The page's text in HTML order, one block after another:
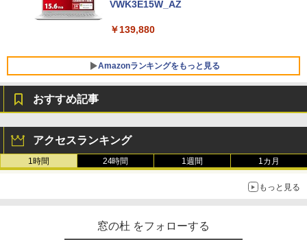
VWK3E15W_AZ
￥139,880
Amazonランキングをもっと見る
定バーチャルアイテムを含む】 【オンラ
インゲームコード】 ロブロックス | オン
ラインコード版
Robloxギフトカード - 1000 Robux 【限
定バーチャルアイテムを含む】 【オンラ
￥1,766
出す プロンプトの言葉 AI画像生成シリー
ズ (はぴーイラストLabo)
ンチディスプレイ、色調調節ライト、12
週間持続バッテリー、広告なし、ブラッ
ク
Amazon Kindle - 目に優しい、かさばら
ない、大きな画面で読みやすい、6週間持
おすすめ記事
アクセスランキング
1時間 24時間 1週間 1カ月
もっと見る
窓の杜 をフォローする